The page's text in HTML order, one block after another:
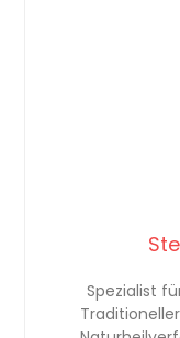
Spezialist